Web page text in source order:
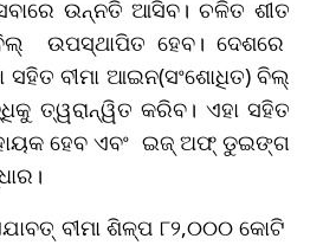
ଉନ୍ନତି ଆସିବ। ଚଳିତ ଶୀତ
ଉପସ୍ଥାପିତ ହେବ। ଦେଶରେ
ସହିତ ବୀମା ଆଇନ(ସଂଶୋଧିତ) ବିଲ୍‌
ତ୍ୱରାନ୍ୱିତ କରିବ। ଏହା ସହିତ
ହେବ ଏବଂ ଇଜ୍‌ ଅଫ୍‌ ଡୁଇଙ୍ଗ
ବୀମା ଶିଳ୍ପ ୮୨,୦୦୦ କୋଟି